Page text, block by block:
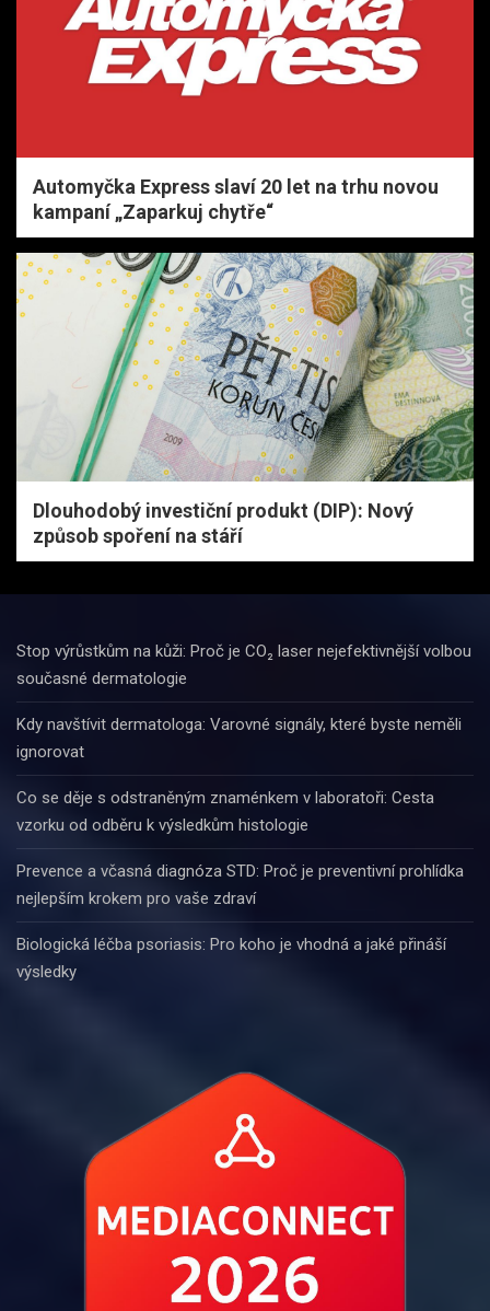
Automyčka Express slaví 20 let na trhu novou
kampaní „Zaparkuj chytře“
Dlouhodobý investiční produkt (DIP): Nový
způsob spoření na stáří
Stop výrůstkům na kůži: Proč je CO₂ laser nejefektivnější volbou
současné dermatologie
Kdy navštívit dermatologa: Varovné signály, které byste neměli
ignorovat
Co se děje s odstraněným znaménkem v laboratoři: Cesta
vzorku od odběru k výsledkům histologie
Prevence a včasná diagnóza STD: Proč je preventivní prohlídka
nejlepším krokem pro vaše zdraví
Biologická léčba psoriasis: Pro koho je vhodná a jaké přináší
výsledky